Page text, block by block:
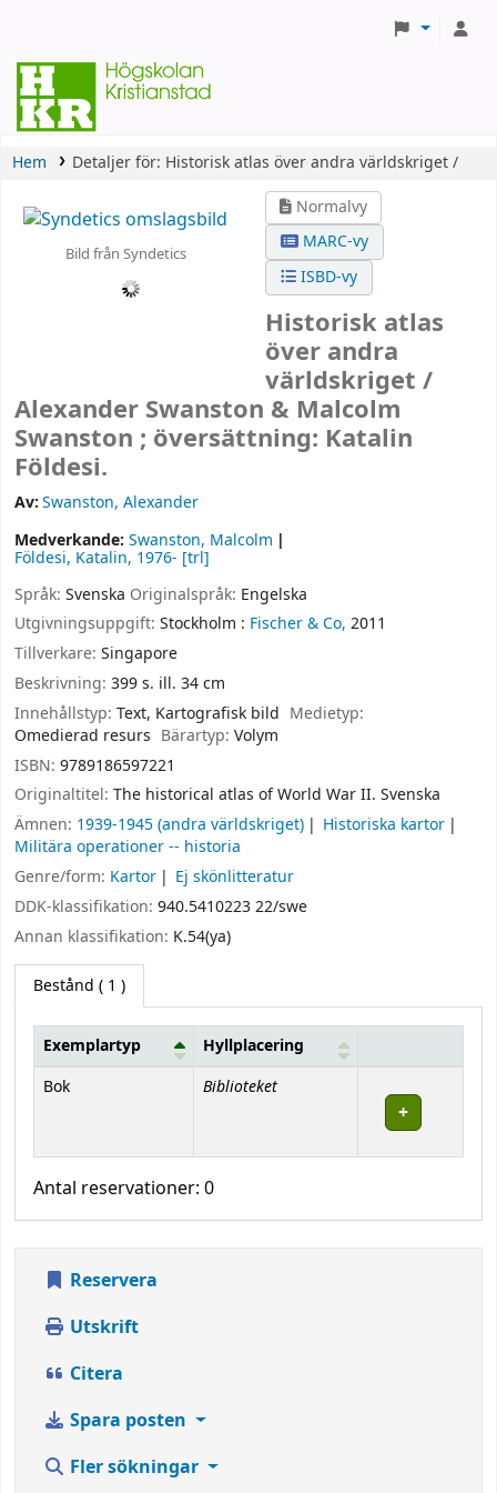
Hem Detaljer för: Historisk atlas över andra världskriget /
Bild från Syndetics
Normalvy
MARC-vy
ISBD-vy
Historisk atlas
över andra
världskriget /
Alexander Swanston & Malcolm
Swanston ; översättning: Katalin
Földesi.
Av:Swanston, Alexander
Medverkande: Swanston, Malcolm
Földesi, Katalin, 1976- [trl]
Språk: Svenska Originalspråk: Engelska
Utgivningsuppgift: Stockholm : Fischer & Co, 2011
Tillverkare: Singapore
Beskrivning: 399 s. ill. 34 cm
Innehållstyp: Text, Kartografisk bild Medietyp:
Omedierad resurs Bärartyp:Volym
ISBN: 9789186597221
Originaltitel: The historical atlas of World War II. Svenska
Ämnen: 1939-1945 (andra världskriget)
Historiska kartor
Militära operationer -- historia
Genre/form: Kartor
Ej skönlitteratur
DDK-klassifikation: 940.5410223 22/swe
Annan klassifikation: K.54(ya)
Bestånd ( 1 )
Bestånd
Exemplartyp
Hyllplacering
Bok
Biblioteket
Antal reservationer: 0
Reservera
Utskrift
Citera
Spara posten
Fler sökningar